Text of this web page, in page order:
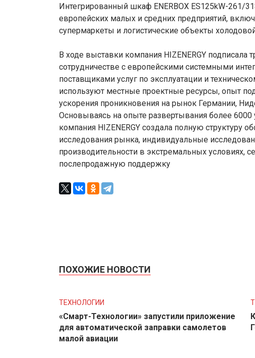
Интегрированный шкаф ENERBOX ES125kW-261/
европейских малых и средних предприятий,
супермаркеты и логистические объекты
В ходе выставки компания HIZENERGY подписала
сотрудничестве с европейскими системными
поставщиками услуг по эксплуатации и
используют местные проектные ресурсы, опыт
ускорения проникновения на рынок Германии,
Основываясь на опыте развертывания более 6000
компания HIZENERGY создала полную
исследования рынка, индивидуальные
производительности в экстремальных условиях,
послепродажную поддержку
ПОХОЖИЕ НОВОСТИ
ТЕХНОЛОГИИ
«Смарт-Технологии» запустили приложение
для автоматической заправки самолетов
малой авиации